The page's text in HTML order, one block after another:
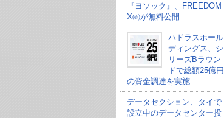
『ヨソック』、FREEDOM
X㈱が無料公開
ハドラスホール
ディングス、シ
リーズBラウン
ドで総額25億円
の資金調達を実施
データセクション、タイで
設立中のデータセンター投